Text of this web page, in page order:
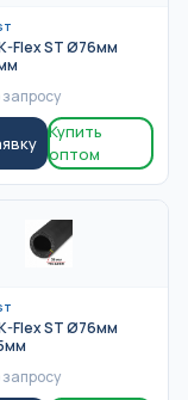
Flex ST Ø76мм
Купить
оптом
Flex ST Ø76мм